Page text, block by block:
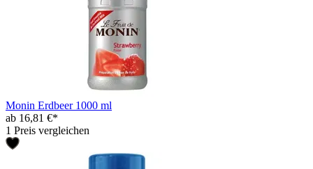
Monin Erdbeer 1000 ml
ab 16,81 €*
1 Preis vergleichen